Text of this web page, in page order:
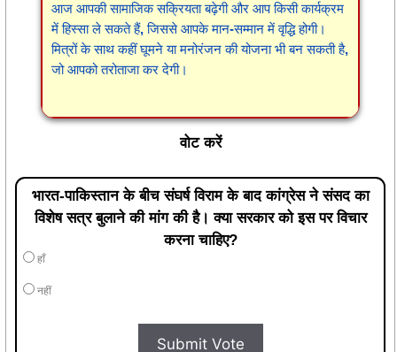
आज आपकी सामाजिक सक्रियता बढ़ेगी और आप किसी कार्यक्रम
में हिस्सा ले सकते हैं, जिससे आपके मान-सम्मान में वृद्धि होगी।
मित्रों के साथ कहीं घूमने या मनोरंजन की योजना भी बन सकती है,
जो आपको तरोताजा कर देगी।
वोट करें
भारत-पाकिस्तान के बीच संघर्ष विराम के बाद कांग्रेस ने संसद का
विशेष सत्र बुलाने की मांग की है। क्या सरकार को इस पर विचार
करना चाहिए?
हाँ
नहीं
Submit Vote